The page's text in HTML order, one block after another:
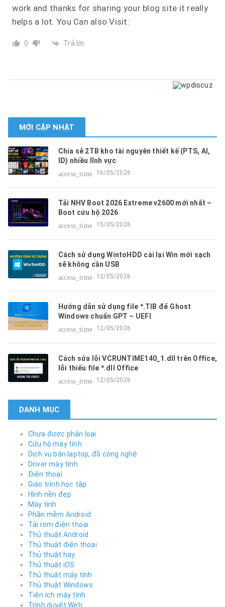
work and thanks for sharing your blog site it really
helps a lot. You Can also Visit:
0 Trả lời
MỚI CẬP NHẬT
Chia sẻ 2TB kho tài nguyên thiết kế (PTS, AI,
ID) nhiều lĩnh vực
access_time
16/05/2026
Tải NHV Boot 2026 Extreme v2600 mới nhất –
Boot cứu hộ 2026
access_time
15/05/2026
Cách sử dụng WintoHDD cài lại Win mới sạch
sẽ không cần USB
access_time
12/05/2026
Hướng dẫn sử dụng file *.TIB để Ghost
Windows chuẩn GPT – UEFI
access_time
12/05/2026
Cách sửa lỗi VCRUNTIME140_1.dll trên Office,
lỗi thiếu file *.dll Office
access_time
12/05/2026
DANH MỤC
Chưa được phân loại
Cứu hộ máy tính
Dịch vụ bán laptop, đồ công nghệ
Driver máy tính
Điện thoại
Giáo trình học tập
Hình nền đẹp
Máy tính
Phần mềm Android
Tải rom điện thoại
Thủ thuật Android
Thủ thuật điện thoại
Thủ thuật hay
Thủ thuật iOS
Thủ thuật máy tính
Thủ thuật Windows
Tiện ích máy tính
Trình duyệt Web